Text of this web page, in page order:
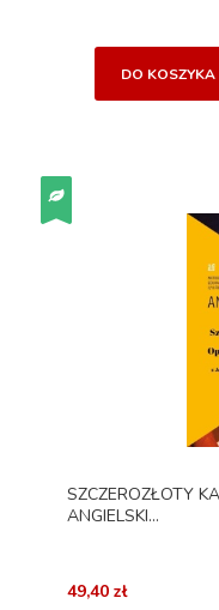
DO KOSZYKA
SZCZEROZŁOTY
ANGIELSKI...
49,40 zł